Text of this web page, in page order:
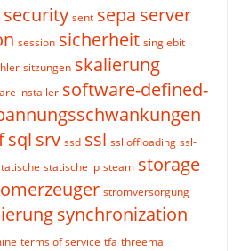
security sent sepa server
session sicherheit singlebit
sitzungen skalierung
installer software-defined-
sql srv ssd ssl ssl offloading ssl-
statische ip steam storage
stromversorgung
synchronization
terms of service tfa threema